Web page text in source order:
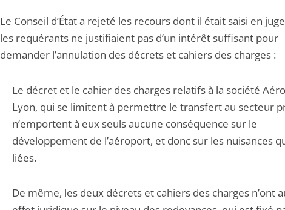
Le Conseil d’État a rejeté les recours dont il était saisi en
les requérants ne justifiaient pas d’un intérêt suffisant pour
demander l’annulation des décrets et cahiers des charges :
Le décret et le cahier des charges relatifs à la société
Lyon, qui se limitent à permettre le transfert au secteur
n’emportent à eux seuls aucune conséquence sur le
développement de l’aéroport, et donc sur les nuisances
liées.
De même, les deux décrets et cahiers des charges n’ont